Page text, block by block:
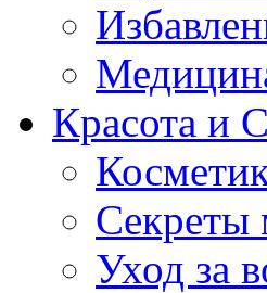
Красота и
Секреты
Уход за